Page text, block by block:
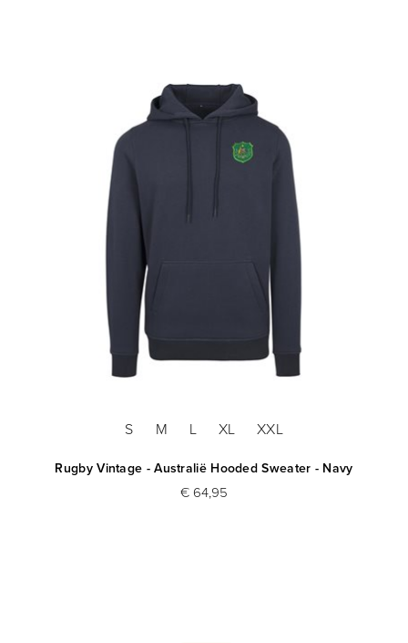
S M L XL XXL
Rugby Vintage - Australië Hooded Sweater - Navy
€ 64,95